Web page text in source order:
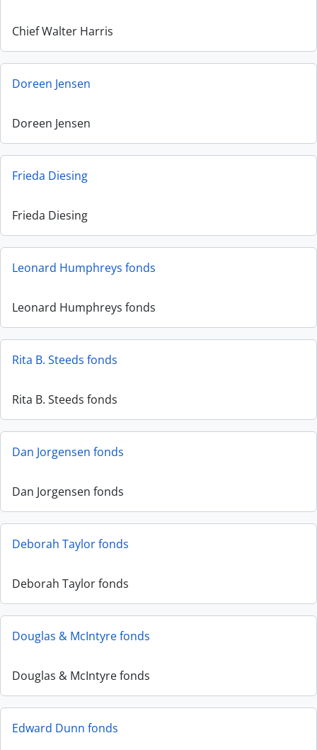
Chief Walter Harris
Doreen Jensen
Doreen Jensen
Frieda Diesing
Frieda Diesing
Leonard Humphreys fonds
Leonard Humphreys fonds
Rita B. Steeds fonds
Rita B. Steeds fonds
Dan Jorgensen fonds
Dan Jorgensen fonds
Deborah Taylor fonds
Deborah Taylor fonds
Douglas & McIntyre fonds
Douglas & McIntyre fonds
Edward Dunn fonds